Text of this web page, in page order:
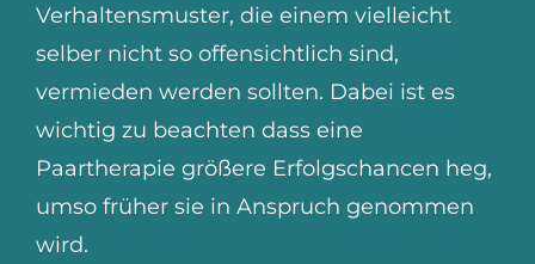
Verhaltensmuster, die einem vielleicht
selber nicht so offensichtlich sind,
vermieden werden sollten. Dabei ist es
wichtig zu beachten dass eine
Paartherapie größere Erfolgschancen heg,
umso früher sie in Anspruch genommen
wird.